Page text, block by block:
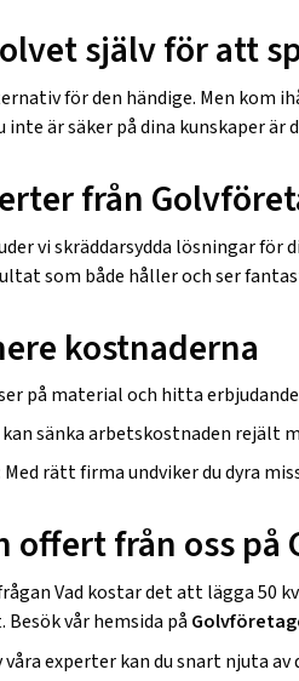
själv för att
för den händige. Men kom
inte är säker på dina kunskaper
från
vi skräddarsydda lösningar
som både håller och ser
kostnaderna
på material och hitta
kan sänka arbetskostnaden rejält
Med rätt firma undviker du dyra
offert från oss
Vad kostar det att lägga 50
vår hemsida på
experter kan du snart njuta